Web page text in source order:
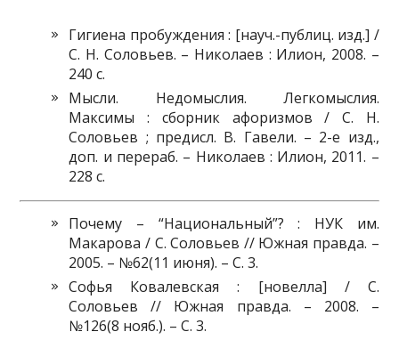
Гигиена пробуждения : [науч.-публиц. изд.] /
С. Н. Соловьев. – Николаев : Илион, 2008. –
240 с.
Мысли. Недомыслия. Легкомыслия.
Максимы : сборник афоризмов / С. Н.
Соловьев ; предисл. В. Гавели. – 2-е изд.,
доп. и перераб. – Николаев : Илион, 2011. –
228 с.
Почему – “Национальный”? : НУК им.
Макарова / С. Соловьев // Южная правда. –
2005. – №62(11 июня). – С. 3.
Софья Ковалевская : [новелла] / С.
Соловьев // Южная правда. – 2008. –
№126(8 нояб.). – С. 3.